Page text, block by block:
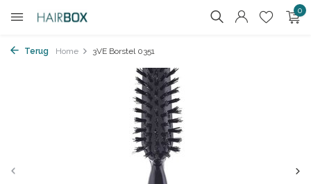
0
Terug Home 3VE Borstel 0351